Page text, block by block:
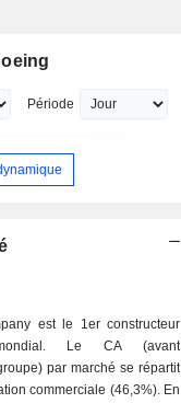
Période
est le 1er constructeur
Le CA (avant
par marché se répartit